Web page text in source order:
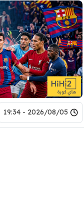
2026/08/05 - 19:34